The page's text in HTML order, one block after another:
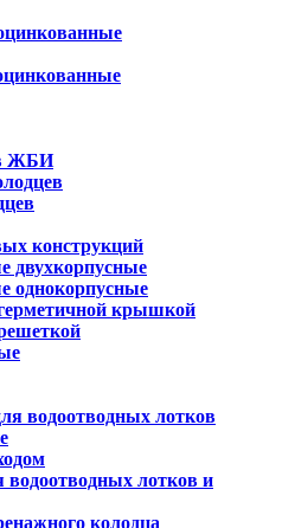
ЖБИ
конструкций
двухкорпусные
однокорпусные
крышкой
водоотводных лотков
водоотводных лотков и
колодца